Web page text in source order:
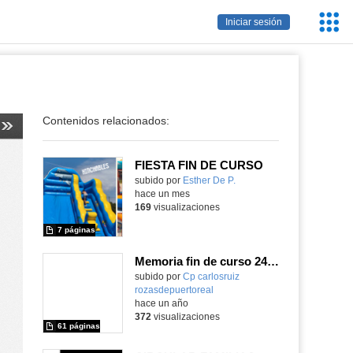
Iniciar sesión
Contenidos relacionados:
FIESTA FIN DE CURSO
subido por Esther De P.
7 páginas
hace un mes
169visualizaciones
Memoria fin de curso 24-25
subido por Cp carlosruiz
rozasdepuertoreal
61 páginas
hace un año
372 visualizaciones